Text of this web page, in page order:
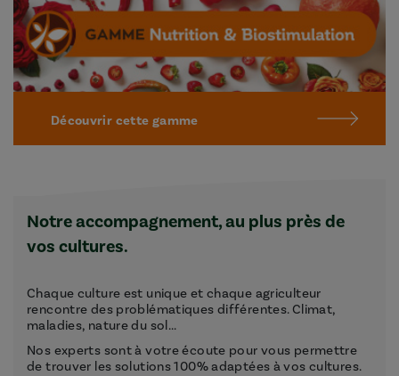
Découvrir cette gamme
Notre accompagnement, au plus près de
vos cultures.
Chaque culture est unique et chaque agriculteur
rencontre des problématiques différentes. Climat,
maladies, nature du sol...
Nos experts sont à votre écoute pour vous permettre
de trouver les solutions 100% adaptées à vos cultures.